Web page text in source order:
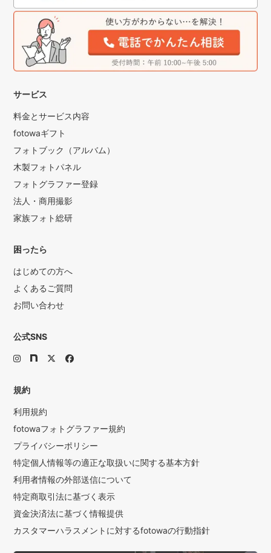
サービス
料金とサービス内容
fotowaギフト
フォトブック（アルバム）
木製フォトパネル
フォトグラファー登録
法人・商用撮影
家族フォト総研
困ったら
はじめての方へ
よくあるご質問
お問い合わせ
公式SNS
規約
利用規約
fotowaフォトグラファー規約
プライバシーポリシー
特定個人情報等の適正な取扱いに関する基本方針
利用者情報の外部送信について
特定商取引法に基づく表示
資金決済法に基づく情報提供
カスタマーハラスメントに対するfotowaの行動指針